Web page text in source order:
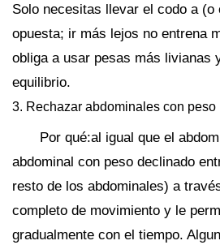
Solo necesitas llevar el codo a
opuesta; ir más lejos no entrena
obliga a usar pesas más livianas
equilibrio.
3. Rechazar abdominales con peso
Por qué:al igual que el
abdominal con peso declinado
resto de los abdominales) a
completo de movimiento y le
gradualmente con el tiempo.